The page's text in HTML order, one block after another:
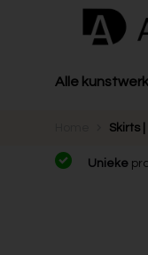
Alle
Skirts
Unieke